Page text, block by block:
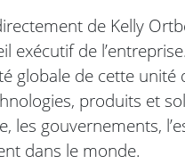
de Kelly
exécutif de
globale de cette unité
produits et
les gouvernements,
dans le monde.